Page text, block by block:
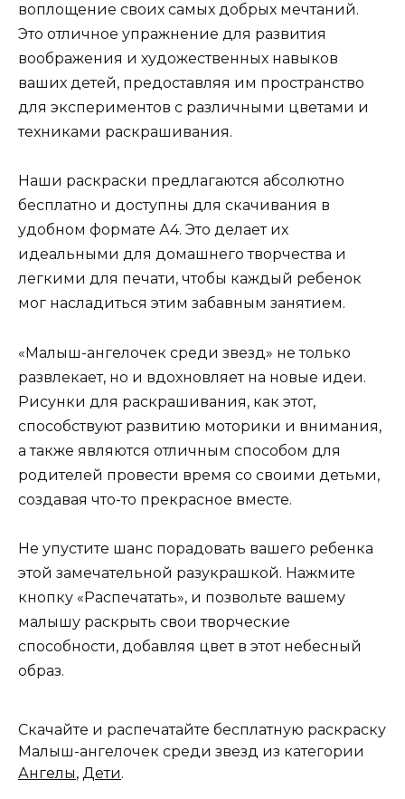
воплощение своих самых добрых мечтаний.
Это отличное упражнение для развития
воображения и художественных навыков
ваших детей, предоставляя им пространство
для экспериментов с различными цветами и
техниками раскрашивания.
Наши раскраски предлагаются абсолютно
бесплатно и доступны для скачивания в
удобном формате А4. Это делает их
идеальными для домашнего творчества и
легкими для печати, чтобы каждый ребенок
мог насладиться этим забавным занятием.
«Малыш-ангелочек среди звезд» не только
развлекает, но и вдохновляет на новые идеи.
Рисунки для раскрашивания, как этот,
способствуют развитию моторики и внимания,
а также являются отличным способом для
родителей провести время со своими детьми,
создавая что-то прекрасное вместе.
Не упустите шанс порадовать вашего ребенка
этой замечательной разукрашкой. Нажмите
кнопку «Распечатать», и позвольте вашему
малышу раскрыть свои творческие
способности, добавляя цвет в этот небесный
образ.
Скачайте и распечатайте бесплатную раскраску
Малыш-ангелочек среди звезд из категории
Ангелы, Дети.